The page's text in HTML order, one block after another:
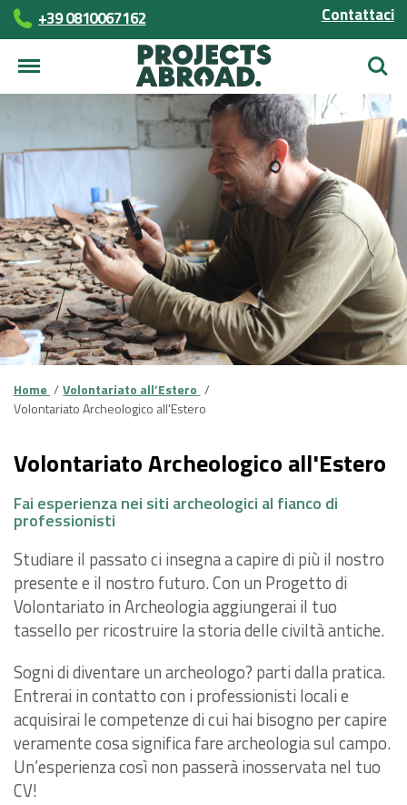
+39 0810067162 Contattaci
Cerca
Home
Volontariato all’Estero
Volontariato Archeologico all'Estero
Volontariato Archeologico all'Estero
Fai esperienza nei siti archeologici al fianco di
professionisti
Studiare il passato ci insegna a capire di più il nostro
presente e il nostro futuro. Con un Progetto di
Volontariato in Archeologia aggiungerai il tuo
tassello per ricostruire la storia delle civiltà antiche.
Sogni di diventare un archeologo? parti dalla pratica.
Entrerai in contatto con i professionisti locali e
acquisirai le competenze di cui hai bisogno per capire
veramente cosa significa fare archeologia sul campo.
Un’esperienza così non passerà inosservata nel tuo
CV!